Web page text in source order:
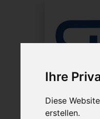
Ihre
Diese
erstellen.